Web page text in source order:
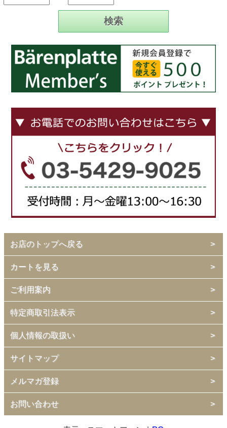
お店のトップへ戻る
カートを見る
ご利用案内
特定商取引法表示
個人情報の取扱い
サイトマップ
メルマガ登録
お問い合わせ